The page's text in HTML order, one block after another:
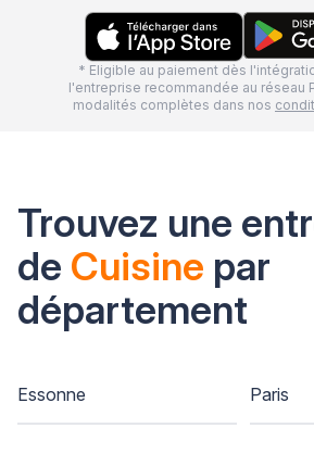
* Eligible au paiement dès
l'entreprise recommandée au réseau
modalités complètes dans nos
Trouvez une
de Cuisine par
département
Essonne Paris